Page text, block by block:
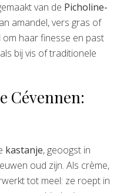
van de Picholine-
amandel, vers gras of
haar finesse en past
bij vis of traditionele
Cévennen:
kastanje, geoogst in
oud zijn. Als crème,
tot meel: ze roept in